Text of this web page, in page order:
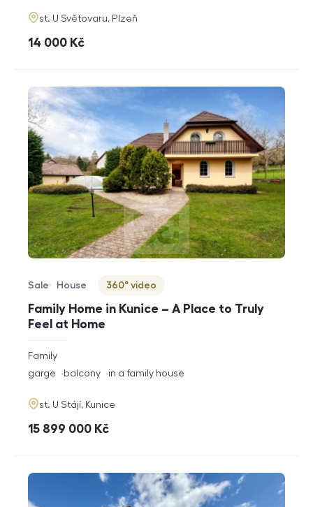
adresa
st. U Světovaru, Plzeň
cena
14 000 Kč
Family Home in Kunice – A Place to Truly
Feel at Home
Offer type
Sale
Property type
House
Virtuální prohlídka
360° video
rozměry
disposition
Family
funkce
garge balcony in a family house
adresa
st. U Stájí, Kunice
cena
15 899 000 Kč